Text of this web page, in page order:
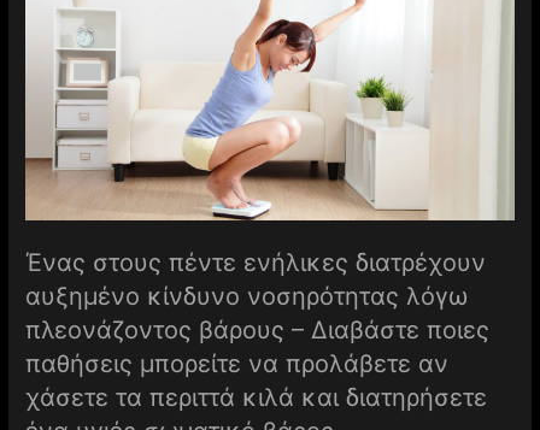
Ένας στους πέντε ενήλικες διατρέχουν
αυξημένο κίνδυνο νοσηρότητας λόγω
πλεονάζοντος βάρους – Διαβάστε ποιες
παθήσεις μπορείτε να προλάβετε αν
χάσετε τα περιττά κιλά και διατηρήσετε